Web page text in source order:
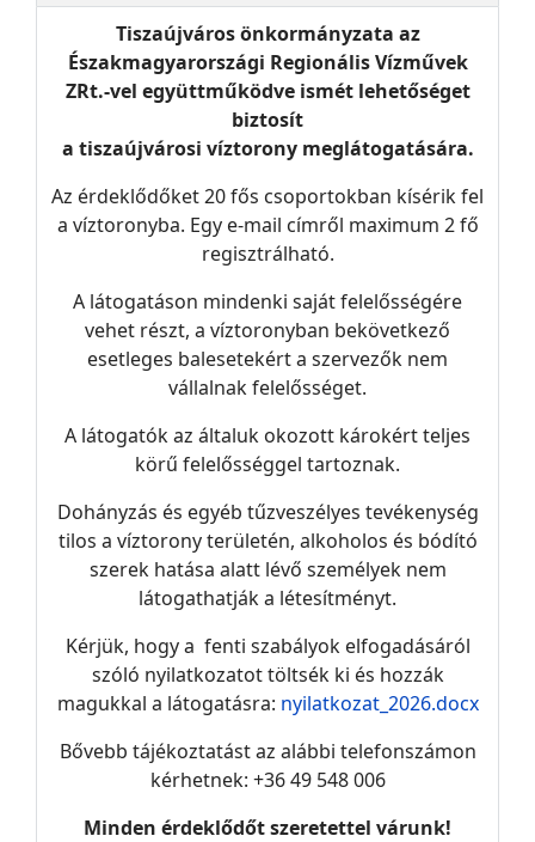
Tiszaújváros önkormányzata az
Északmagyarországi Regionális Vízművek
ZRt.-vel együttműködve ismét lehetőséget
biztosít
a tiszaújvárosi víztorony meglátogatására.
Az érdeklődőket 20 fős csoportokban kísérik fel
a víztoronyba. Egy e-mail címről maximum 2 fő
regisztrálható.
A látogatáson mindenki saját felelősségére
vehet részt, a víztoronyban bekövetkező
esetleges balesetekért a szervezők nem
vállalnak felelősséget.
A látogatók az általuk okozott károkért teljes
körű felelősséggel tartoznak.
Dohányzás és egyéb tűzveszélyes tevékenység
tilos a víztorony területén, alkoholos és bódító
szerek hatása alatt lévő személyek nem
látogathatják a létesítményt.
Kérjük, hogy a fenti szabályok elfogadásáról
szóló nyilatkozatot töltsék ki és hozzák
magukkal a látogatásra: nyilatkozat_2026.docx
Bővebb tájékoztatást az alábbi telefonszámon
kérhetnek: +36 49 548 006
Minden érdeklődőt szeretettel várunk!